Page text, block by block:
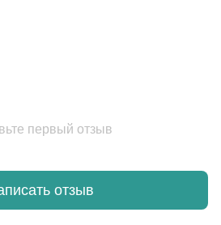
первый отзыв
отзыв